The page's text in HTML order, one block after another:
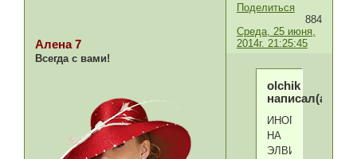
Поделиться
884
Среда, 25 июня,
2014г. 21:25:45
Алена 7
Всегда с вами!
olchik
написал(а):
ИНОГДА
НА
ЭЛВИСА